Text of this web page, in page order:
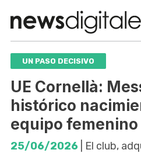
UN PASO DECISIVO
UE Cornellà:
histórico
equipo femenino
25/06/2026 | El club,